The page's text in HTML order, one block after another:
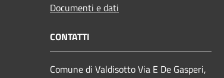
Documenti e dati
CONTATTI
Comune di Valdisotto Via E De Gasperi,